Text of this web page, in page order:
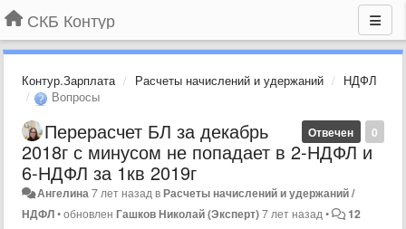
СКБ Контур
Контур.Зарплата Расчеты начислений и удержаний
НДФЛ
Вопросы
0
Отвечен
Перерасчет БЛ за декабрь
2018г с минусом не попадает в 2-НДФЛ и
6-НДФЛ за 1кв 2019г
Ангелина 7 лет назад вРасчеты начислений и удержаний /
НДФЛ•обновлен Гашков Николай (Эксперт)7 лет назад • 12